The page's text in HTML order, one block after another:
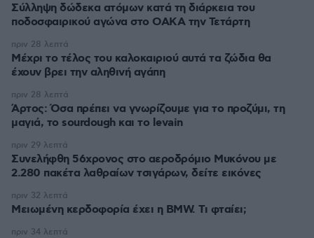
Σύλληψη δώδεκα ατόμων κατά τη διάρκεια του
ποδοσφαιρικού αγώνα στο ΟΑΚΑ την Τετάρτη
Μέχρι το τέλος του καλοκαιριού αυτά τα ζώδια θα
έχουν βρει την αληθινή αγάπη
πριν 28 λεπτά
Άρτος: Όσα πρέπει να γνωρίζουμε για το προζύμι, τη
μαγιά, το sourdough και το levain
πριν 28 λεπτά
Συνελήφθη 56χρονος στο αεροδρόμιο Μυκόνου με
2.280 πακέτα λαθραίων τσιγάρων, δείτε εικόνες
πριν 29 λεπτά
Μειωμένη κερδοφορία έχει η BMW. Τι φταίει;
πριν 32 λεπτά
πριν 34 λεπτά